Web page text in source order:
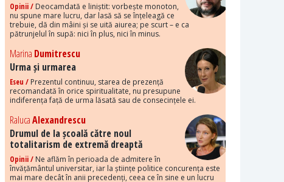
Opinii / Deocamdată e liniștit: vorbește monoton,
nu spune mare lucru, dar lasă să se înțeleagă ce
trebuie, dă din mâini și se uită aiurea; pe scurt – e ca
pătrunjelul în supă: nici în plus, nici în minus.
Marina Dumitrescu
Urma și urmarea
Eseu / Prezentul continuu, starea de prezență
recomandată în orice spiritualitate, nu presupune
indiferența față de urma lăsată sau de consecințele ei.
RalucaAlexandrescu
Drumul de la școală către noul
totalitarism de extremă dreaptă
Opinii / Ne aflăm în perioada de admitere în
învățământul universitar, iar la științe politice concurența este
mai mare decât în anii precedenți, ceea ce în sine e un lucru